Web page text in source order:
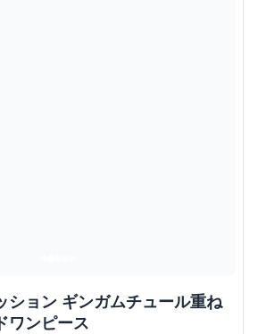
ション ギンガムチュール重ね
ワンピース